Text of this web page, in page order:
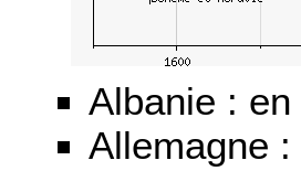
Albanie :
Allemagne